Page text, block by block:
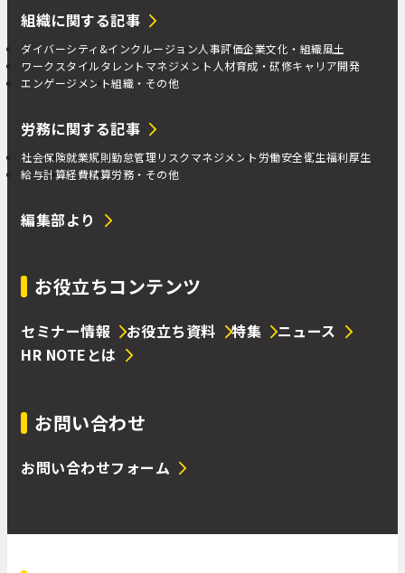
組織に関する記事
ダイバーシティ&インクルージョン人事評価企業文化・組織風土
ワークスタイルタレントマネジメント 人材育成・研修キャリア開発
エンゲージメント組織・その他
労務に関する記事
社会保険就業規則勤怠管理 リスクマネジメント 労働安全衛生福利厚生
給与計算経費精算労務・その他
編集部より
お役立ちコンテンツ
セミナー情報 お役立ち資料 特集
ニュース
HR NOTEとは
お問い合わせ
お問い合わせフォーム